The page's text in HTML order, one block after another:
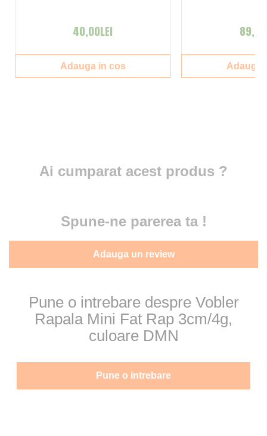
Ai cumparat acest produs ?
Spune-ne parerea ta !
Adauga un review
Pune o intrebare despre Vobler
Rapala Mini Fat Rap 3cm/4g,
culoare DMN
Pune o intrebare
40,00LEI
Adauga in cos Adauga